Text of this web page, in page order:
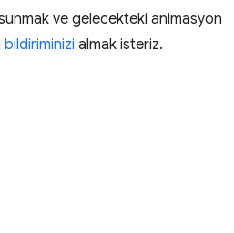
ve gelecekteki animasyon
almak isteriz.